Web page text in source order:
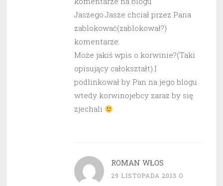
Jaszego.Jasze chciał przez Pana
zablokować(zablokował?)
komentarze.
Może jakiś wpis o korwinie?(Taki
opisujący całokształt).I
podlinkował by Pan na jego blogu
wtedy korwinojebcy zaraz by się
zjechali
ROMAN WŁOS
29 LISTOPADA 2013 O